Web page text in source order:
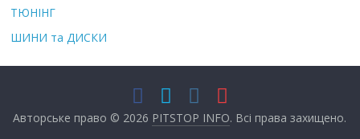
ТЮНІНГ
ШИНИ та ДИСКИ
Авторське право © 2026 PITSTOP INFO. Всі права захищено.